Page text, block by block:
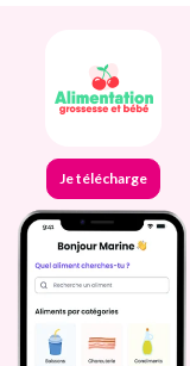
Je télécharge